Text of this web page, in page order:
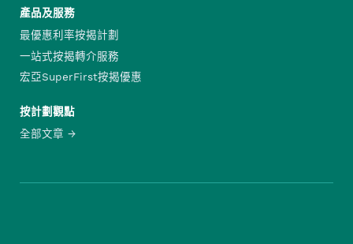
產品及服務
最優惠利率按揭計劃
一站式按揭轉介服務
宏亞SuperFirst按揭優惠
按計劃觀點
全部文章